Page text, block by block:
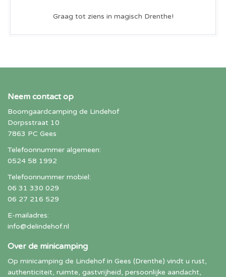
Graag tot ziens in magisch Drenthe!
Neem contact op
Boomgaardcamping de Lindehof
Dorpsstraat 10
7863 PC Gees
Telefoonnummer algemeen:
0524 58 1992
Telefoonnummer mobiel:
06 31 330 029
06 27 216 529
E-mailadres:
info@delindehof.nl
Over de minicamping
Op minicamping de Lindehof in Gees (Drenthe) vindt u rust,
authenticiteit, ruimte, gastvrijheid, persoonlijke aandacht,